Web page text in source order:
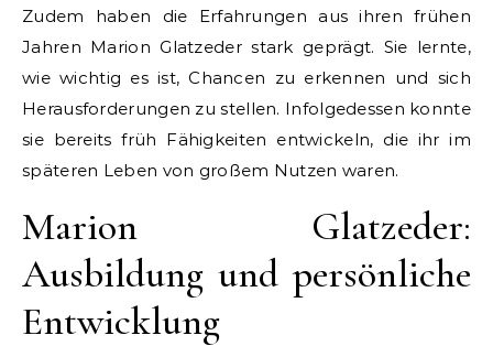
Zudem haben die Erfahrungen aus ihren frühen
Jahren Marion Glatzeder stark geprägt. Sie lernte,
wie wichtig es ist, Chancen zu erkennen und sich
Herausforderungen zu stellen. Infolgedessen konnte
sie bereits früh Fähigkeiten entwickeln, die ihr im
späteren Leben von großem Nutzen waren.
Marion Glatzeder:
Ausbildung und persönliche
Entwicklung